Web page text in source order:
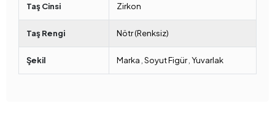
Taş Cinsi Zirkon
Taş Rengi Nötr (Renksiz)
Şekil Marka Soyut Figür, Yuvarlak